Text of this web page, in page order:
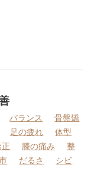
バランス
骨盤矯
足の疲れ
体型
正 膝の痛み
整
だるさ
シビ